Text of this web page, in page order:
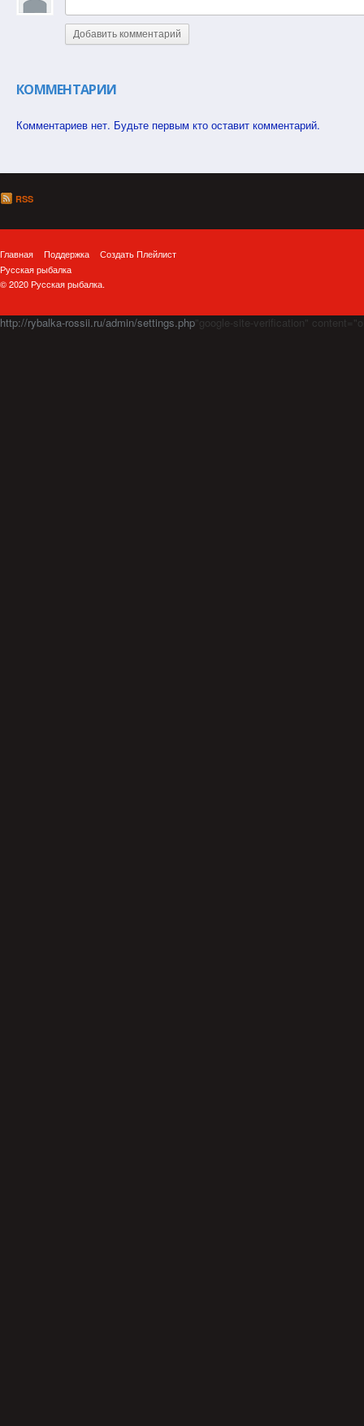
Добавить комментарий
КОММЕНТАРИИ
Комментариев нет. Будьте первым кто оставит комментарий.
RSS
Главная Поддержка
Создать Плейлист
Русская рыбалка
© 2020 Русская рыбалка.
http://rybalka-rossii.ru/admin/settings.php"google-site-verification"